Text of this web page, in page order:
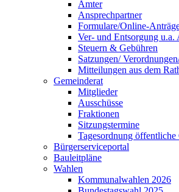
Ämter
Ansprechpartner
Formulare/Online-
Ver- und Entsorgung
Steuern & Gebühren
Satzungen/
Mitteilungen aus dem
Gemeinderat
Mitglieder
Ausschüsse
Fraktionen
Sitzungstermine
Tagesordnung öffentliche
Bürgerserviceportal
Bauleitpläne
Wahlen
Kommunalwahlen 2026